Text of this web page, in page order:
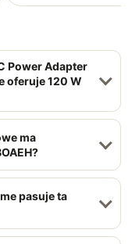
Power Adapter
oferuje 120 W
ma
pasuje ta